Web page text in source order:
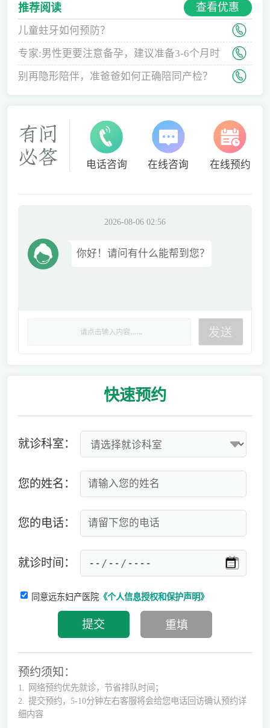
推荐阅读 查看优惠
儿童蛀牙如何预防？
专家:男性更要注意备孕，建议准备3-6个月时
间
别再隐形陪伴，准爸爸如何正确陪同产检？
电话咨询 在线咨询 在线预约
2026-08-06 02:56
你好！请问有什么能帮到您？
快速预约
就诊科室：
您的姓名：
您的电话：
就诊时间：
同意远东妇产医院《个人信息授权和保护声明》
预约须知：
1.
网络预约优先就诊，节省排队时间；
2.
提交预约，5-10分钟左右客服将会给您电话回访确认预约详
细内容